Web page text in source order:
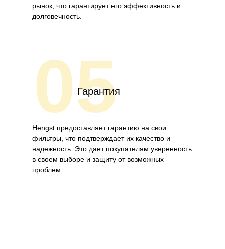
рынок, что гарантирует его эффективность и
долговечность.
05
Гарантия
Hengst предоставляет гарантию на свои
фильтры, что подтверждает их качество и
надежность. Это дает покупателям уверенность
в своем выборе и защиту от возможных
проблем.